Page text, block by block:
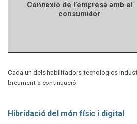
Connexió de l’empresa amb el
consumidor
Cada un dels habilitadors tecnològics
breument a continuació.
Hibridació del món físic i digital